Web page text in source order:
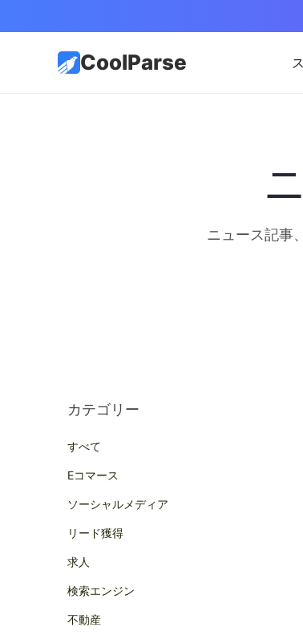
CoolParse
ニュース記事
カテゴリー
すべて
Eコマース
ソーシャルメディア
リード獲得
求人
検索エンジン
不動産